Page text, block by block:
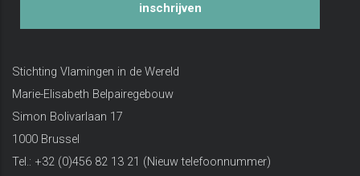
inschrijven
Stichting Vlamingen in de Wereld
Marie-Elisabeth Belpairegebouw
Simon Bolivarlaan 17
1000 Brussel
Tel.: +32 (0)456 82 13 21 (Nieuw telefoonnummer)